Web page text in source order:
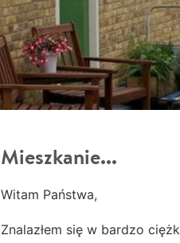
Mieszkanie...
Witam Państwa,
Znalazłem się w bardzo